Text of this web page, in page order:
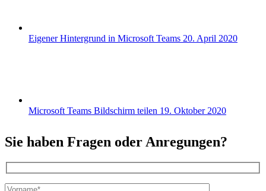
Eigener Hintergrund in Microsoft Teams 20. April 2020
Microsoft Teams Bildschirm teilen 19. Oktober 2020
Sie haben Fragen oder Anregungen?